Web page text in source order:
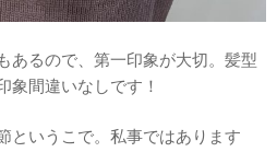
あるので、第一印象が大切。髪型
象間違いなしです！
というこで。私事ではあります